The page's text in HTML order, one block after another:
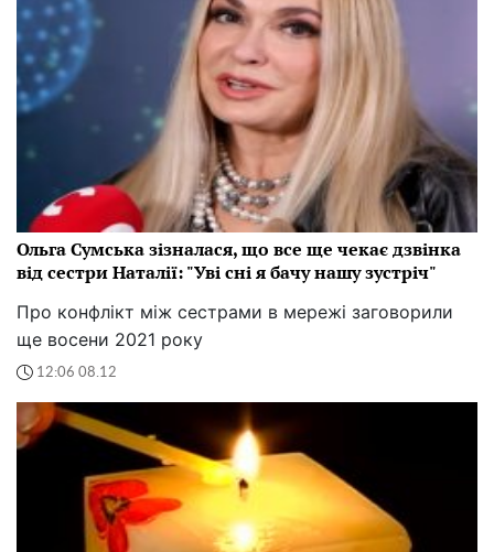
Ольга Сумська зізналася, що все ще чекає дзвінка
від сестри Наталії: "Уві сні я бачу нашу зустріч"
Про конфлікт між сестрами в мережі заговорили
ще восени 2021 року
12:06 08.12